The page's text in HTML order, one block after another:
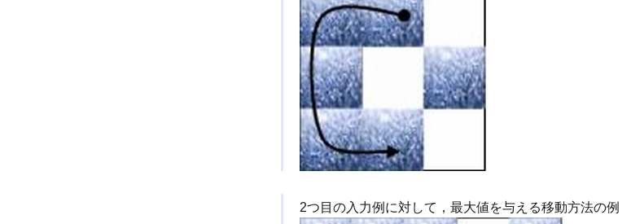
2つ目の入力例に対して，最大値を与える移動方法の例